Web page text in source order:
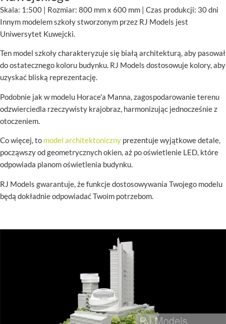
Skala: 1:500 | Rozmiar: 800 mm x 600 mm | Czas produkcji: 30 dni
Innym modelem szkoły stworzonym przez RJ Models jest
Uniwersytet Kuwejcki.
Ten model szkoły charakteryzuje się białą architekturą, aby pasował
do ostatecznego koloru budynku. RJ Models dostosowuje kolory, aby
uzyskać bliską reprezentację.
Podobnie jak w modelu Horace'a Manna, zagospodarowanie terenu
odzwierciedla rzeczywisty krajobraz, harmonizując jednocześnie z
otoczeniem.
Co więcej, to model architektoniczny prezentuje wyjątkowe detale,
począwszy od geometrycznych okien, aż po oświetlenie LED, które
odpowiada planom oświetlenia budynku.
RJ Models gwarantuje, że funkcje dostosowywania Twojego modelu
będą dokładnie odpowiadać Twoim potrzebom.